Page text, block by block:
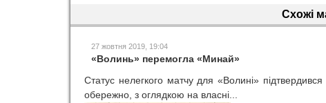
Схожі
27 жовтня 2019, 19:04
«Волинь» перемогла «Минай»
Статус нелегкого матчу для «Волині»
обережно, з оглядкою на власні...